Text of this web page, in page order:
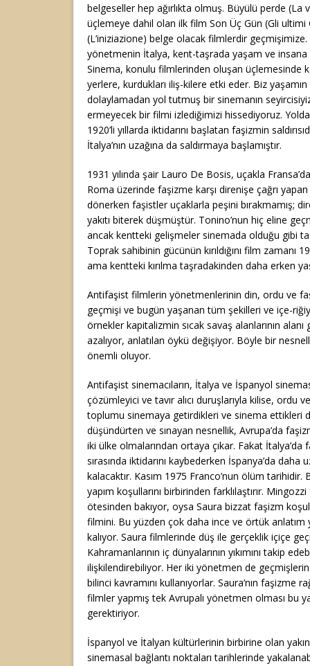
belgeseller hep ağırlıkta olmuş. Büyülü perde (La
üçlemeye dahil olan ilk film Son Üç Gün (Gli
(L’iniziazione) belge olacak filmlerdir
yönetmenin İtalya, kent-taşrada yaşam ve
Sinema, konulu filmlerinden oluşan üçlemesinde
yerlere, kurdukları iliş-kilere etki eder. Biz
dolaylamadan yol tutmuş bir sinemanın
ermeyecek bir filmi izlediğimizi hissediyoruz.
1920’li yıllarda iktidarını başlatan faşizmin
İtalya’nın uzağına da saldırmaya başlamıştır.
1931 yılında şair Lauro De Bosis, uçakla
Roma üzerinde faşizme karşı direnişe çağrı yapan
dönerken faşistler uçaklarla peşini bırakmamış;
yakıtı biterek düşmüştür. Tonino’nun hiç eline
ancak kentteki gelişmeler sinemada olduğu gibi
Toprak sahibinin gücünün kırıldığını film zamanı
ama kentteki kırılma taşradakinden daha erken
Antifaşist filmlerin yönetmenlerinin din, ordu ve
geçmişi ve bugün yaşanan tüm şekilleri ve içe-
örnekler kapitalizmin sıcak savaş alanlarının
azalıyor, anlatılan öykü değişiyor. Böyle bir
önemli oluyor.
Antifaşist sinemacıların, İtalya ve İspanyol
çözümleyici ve tavır alıcı duruşlarıyla kilise, ordu
toplumu sinemaya getirdikleri ve sinema ettikleri
düşündürten ve sınayan nesnellik, Avrupa’da
iki ülke olmalarından ortaya çıkar. Fakat İtalya’da
sırasında iktidarını kaybederken İspanya’da daha
kalacaktır. Kasım 1975 Franco’nun ölüm
yapım koşullarını birbirinden farklılaştırır.
ötesinden bakıyor, oysa Saura bizzat faşizm
filmini. Bu yüzden çok daha ince ve örtük anlatım
kalıyor. Saura filmlerinde düş ile gerçeklik içiçe
Kahramanlarının iç dünyalarının yıkımını takip
ilişkilendirebiliyor. Her iki yönetmen de
bilinci kavramını kullanıyorlar. Saura’nın faşizme
filmler yapmış tek Avrupalı yönetmen olması bu
gerektiriyor.
İspanyol ve İtalyan kültürlerinin birbirine olan
sinemasal bağlantı noktaları tarihlerinde